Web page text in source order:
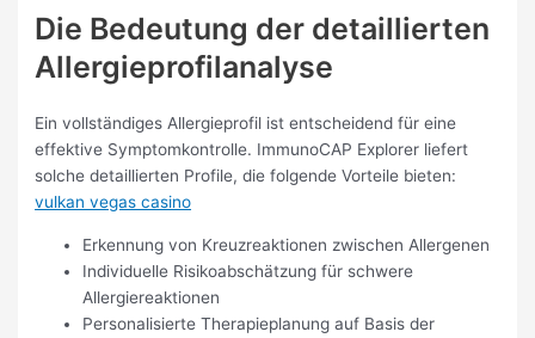
Die Bedeutung der detaillierten
Allergieprofilanalyse
Ein vollständiges Allergieprofil ist entscheidend für eine
effektive Symptomkontrolle. ImmunoCAP Explorer liefert
solche detaillierten Profile, die folgende Vorteile bieten:
vulkan vegas casino
Erkennung von Kreuzreaktionen zwischen Allergenen
Individuelle Risikoabschätzung für schwere
Allergiereaktionen
Personalisierte Therapieplanung auf Basis der